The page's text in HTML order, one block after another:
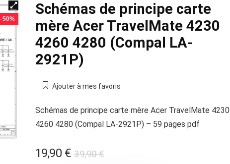
50%
Schémas de principe carte
mère Acer TravelMate 4230
4260 4280 (Compal LA-
2921P)
Ajouter à mes favoris
Schémas de principe carte mère Acer TravelMate 4230
4260 4280 (Compal LA-2921P) – 59 pages pdf
39,90€Le
19,90 €
Le